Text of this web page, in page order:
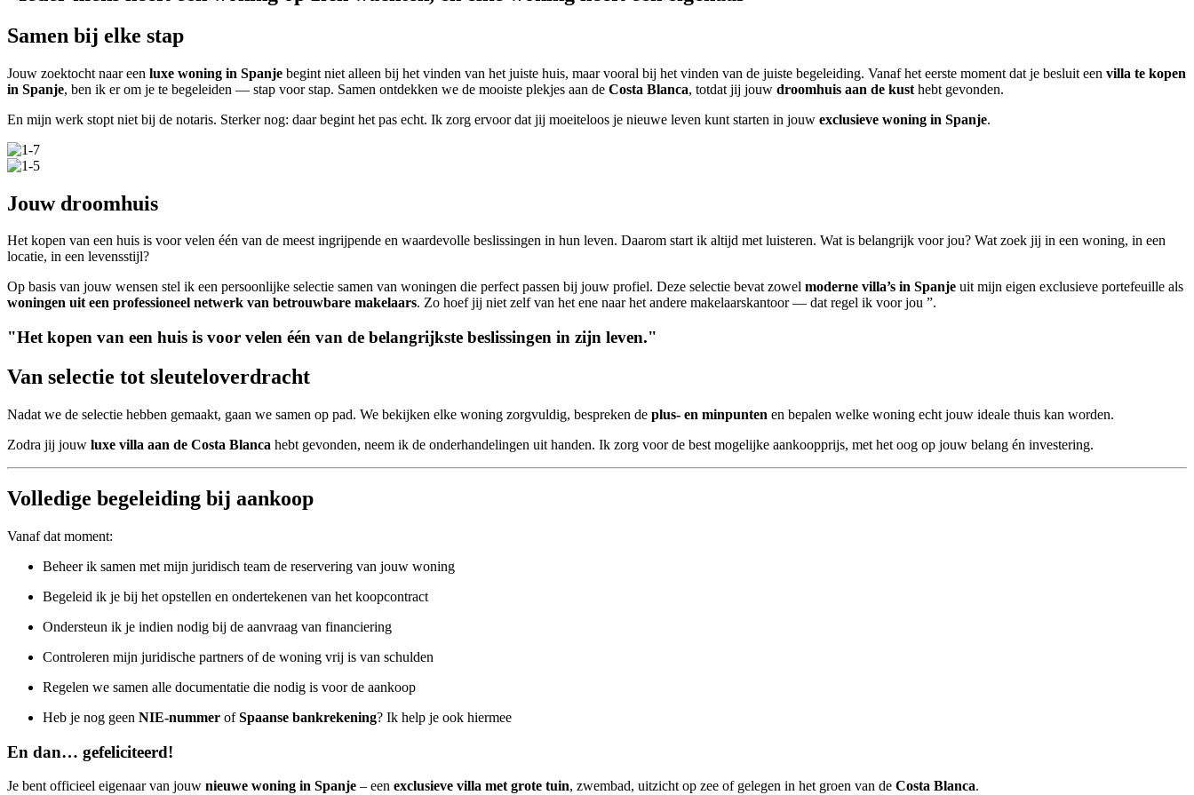
Samen bij elke stap
Jouw zoektocht naar een luxe woning in Spanje begint niet alleen bij het vinden van het juiste huis, maar vooral bij het vinden van de juiste begeleiding. Vanaf het eerste moment dat je besluit een villa te kopen
in Spanje, ben ik er om je te begeleiden — stap voor stap. Samen ontdekken we de mooiste plekjes aan de Costa Blanca, totdat jij jouw droomhuis aan de kust hebt gevonden.
En mijn werk stopt niet bij de notaris. Sterker nog: daar begint het pas echt. Ik zorg ervoor dat jij moeiteloos je nieuwe leven kunt starten in jouw exclusieve woning in Spanje.
Jouw droomhuis
Het kopen van een huis is voor velen één van de meest ingrijpende en waardevolle beslissingen in hun leven. Daarom start ik altijd met luisteren. Wat is belangrijk voor jou? Wat zoek jij in een woning, in een
locatie, in een levensstijl?
Op basis van jouw wensen stel ik een persoonlijke selectie samen van woningen die perfect passen bij jouw profiel. Deze selectie bevat zowel moderne villa’s in Spanje uit mijn eigen exclusieve portefeuille als
woningen uit een professioneel netwerk van betrouwbare makelaars. Zo hoef jij niet zelf van het ene naar het andere makelaarskantoor — dat regel ik voor jou ”.
"Het kopen van een huis is voor velen één van de belangrijkste beslissingen in zijn leven."
Van selectie tot sleuteloverdracht
Nadat we de selectie hebben gemaakt, gaan we samen op pad. We bekijken elke woning zorgvuldig, bespreken de plus- en minpunten en bepalen welke woning echt jouw ideale thuis kan worden.
Zodra jij jouw luxe villa aan de Costa Blanca hebt gevonden, neem ik de onderhandelingen uit handen. Ik zorg voor de best mogelijke aankoopprijs, met het oog op jouw belang én investering.
Volledige begeleiding bij aankoop
Vanaf dat moment:
Beheer ik samen met mijn juridisch team de reservering van jouw woning
Begeleid ik je bij het opstellen en ondertekenen van het koopcontract
Ondersteun ik je indien nodig bij de aanvraag van financiering
Controleren mijn juridische partners of de woning vrij is van schulden
Regelen we samen alle documentatie die nodig is voor de aankoop
Heb je nog geen NIE-nummer ofSpaanse bankrekening? Ik help je ook hiermee
En dan… gefeliciteerd!
Je bent officieel eigenaar van jouw nieuwe woning in Spanje – een exclusieve villa met grote tuin, zwembad, uitzicht op zee of gelegen in het groen van de Costa Blanca.